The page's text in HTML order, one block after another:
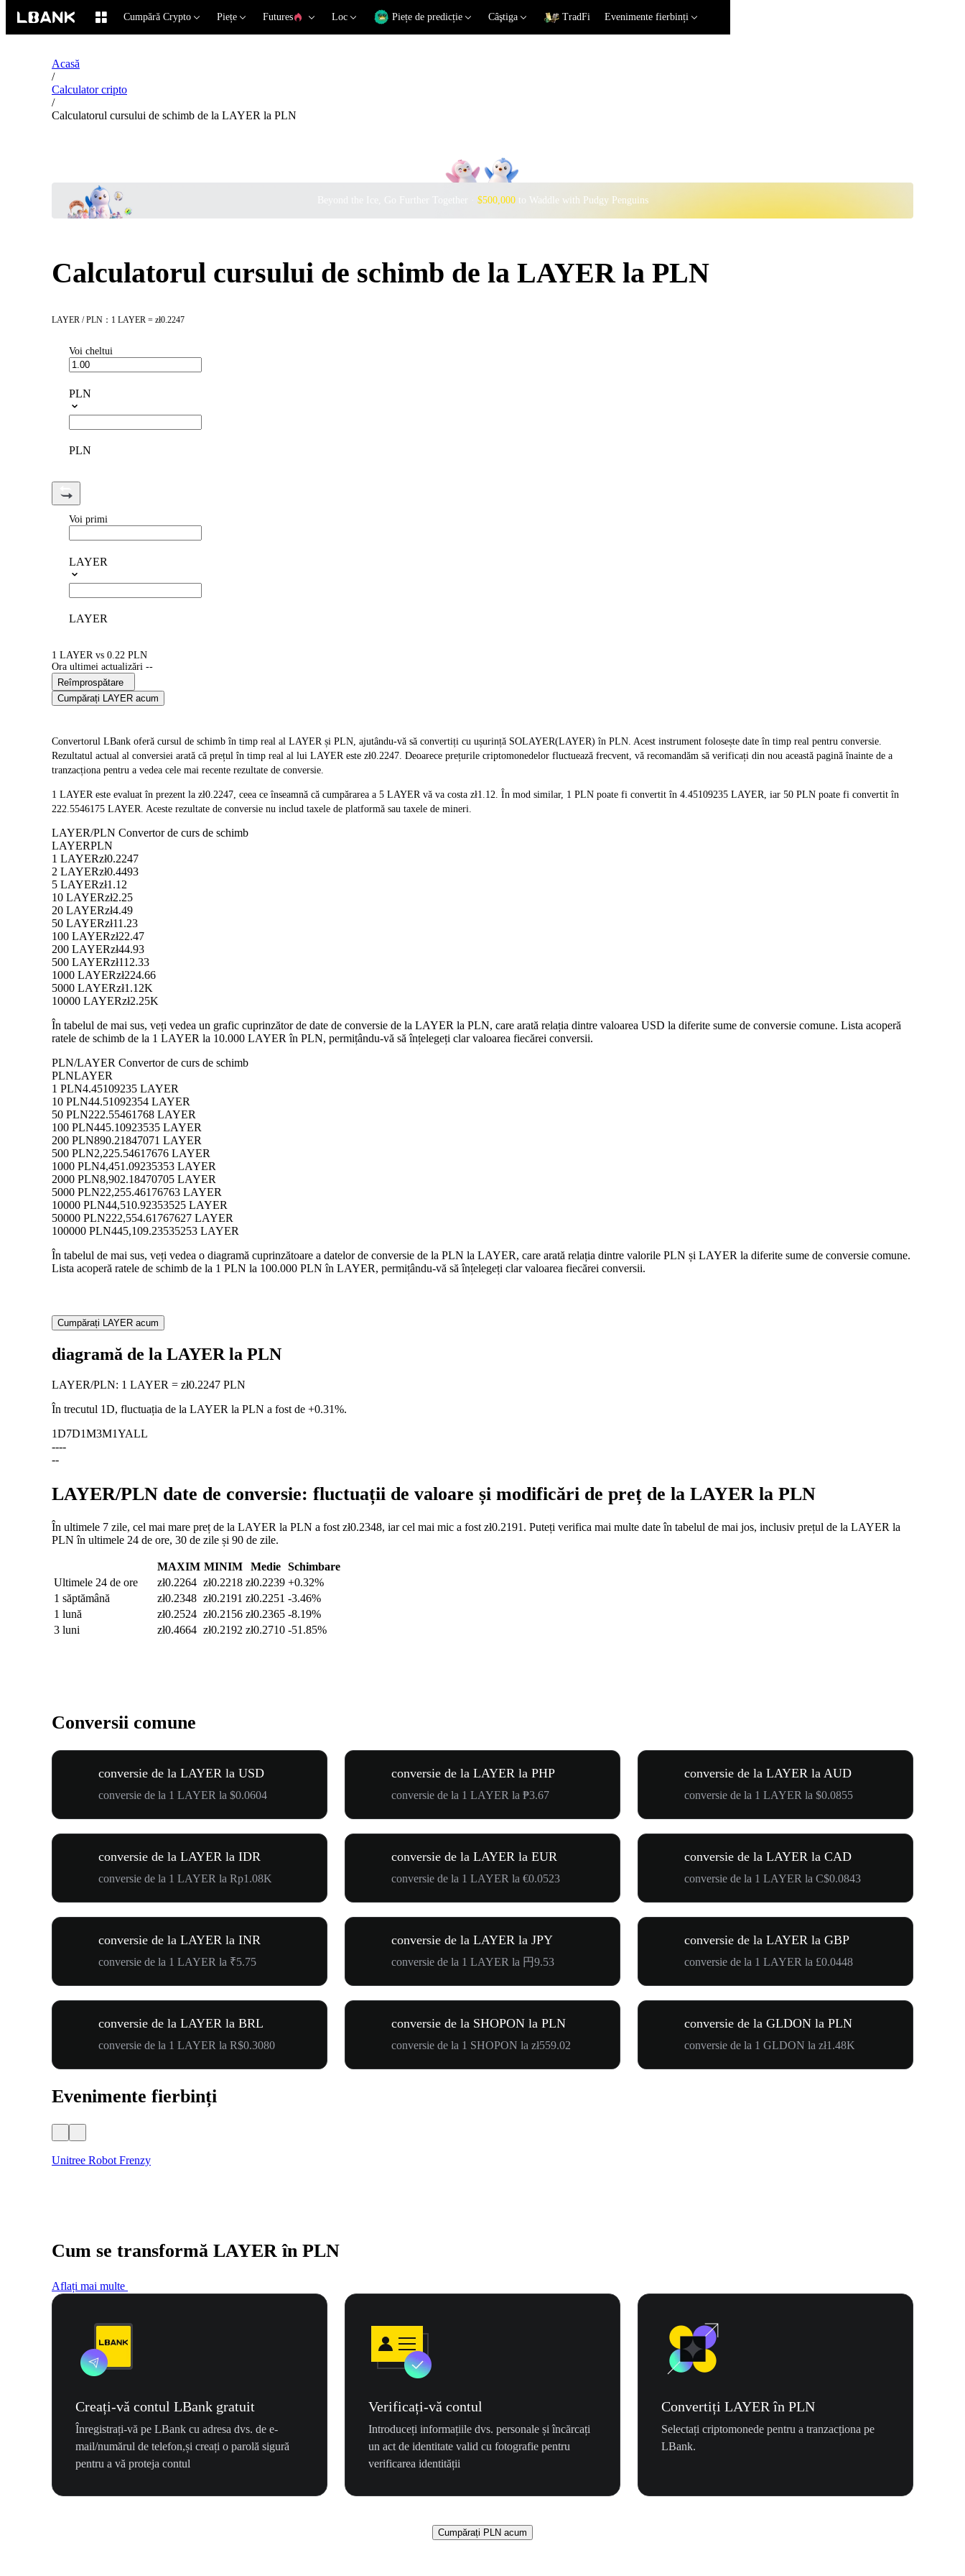
Cumpără Crypto Piețe Futures Loc Piețe de predicție Câştiga TradFi Evenimente fierbinți
Acasă
/
Calculator cripto
/
Calculatorul cursului de schimb de la LAYER la PLN
Beyond the Ice, Go Further Together · $500,000to Waddle with Pudgy Penguins
Calculatorul cursului de schimb de la LAYER la PLN
LAYER / PLN：1 LAYER = zł0.2247
Voi cheltui
PLN
PLN
Voi primi
LAYER
LAYER
1 LAYER vs 0.22 PLN
Ora ultimei actualizări --
Reîmprospătare
Cumpărați LAYER acum
Convertorul LBank oferă cursul de schimb în timp real al LAYER și PLN, ajutându-vă să convertiți cu ușurință SOLAYER(LAYER) în PLN. Acest instrument folosește date în timp real pentru conversie.
Rezultatul actual al conversiei arată că prețul în timp real al lui LAYER este zł0.2247. Deoarece prețurile criptomonedelor fluctuează frecvent, vă recomandăm să verificați din nou această pagină înainte de a
tranzacționa pentru a vedea cele mai recente rezultate de conversie.
1 LAYER este evaluat în prezent la zł0.2247, ceea ce înseamnă că cumpărarea a 5 LAYER vă va costa zł1.12. În mod similar, 1 PLN poate fi convertit în 4.45109235 LAYER, iar 50 PLN poate fi convertit în
222.5546175 LAYER. Aceste rezultate de conversie nu includ taxele de platformă sau taxele de mineri.
LAYER/PLN Convertor de curs de schimb
LAYERPLN
1 LAYERzł0.2247
2 LAYERzł0.4493
5 LAYERzł1.12
10 LAYERzł2.25
20 LAYERzł4.49
50 LAYERzł11.23
100 LAYERzł22.47
200 LAYERzł44.93
500 LAYERzł112.33
1000 LAYERzł224.66
5000 LAYERzł1.12K
10000 LAYERzł2.25K
În tabelul de mai sus, veți vedea un grafic cuprinzător de date de conversie de la LAYER la PLN, care arată relația dintre valoarea USD la diferite sume de conversie comune. Lista acoperă
ratele de schimb de la 1 LAYER la 10.000 LAYER în PLN, permițându-vă să înțelegeți clar valoarea fiecărei conversii.
PLN/LAYER Convertor de curs de schimb
PLNLAYER
1 PLN4.45109235 LAYER
10 PLN44.51092354 LAYER
50 PLN222.55461768 LAYER
100 PLN445.10923535 LAYER
200 PLN890.21847071 LAYER
500 PLN2,225.54617676 LAYER
1000 PLN4,451.09235353 LAYER
2000 PLN8,902.18470705 LAYER
5000 PLN22,255.46176763 LAYER
10000 PLN44,510.92353525 LAYER
50000 PLN222,554.61767627 LAYER
100000 PLN445,109.23535253 LAYER
În tabelul de mai sus, veți vedea o diagramă cuprinzătoare a datelor de conversie de la PLN la LAYER, care arată relația dintre valorile PLN și LAYER la diferite sume de conversie comune.
Lista acoperă ratele de schimb de la 1 PLN la 100.000 PLN în LAYER, permițându-vă să înțelegeți clar valoarea fiecărei conversii.
Cumpărați LAYER acum
diagramă de la LAYER la PLN
LAYER/PLN: 1 LAYER = zł0.2247 PLN
În trecutul 1D, fluctuația de la LAYER la PLN a fost de +0.31%.
1D7D1M3M1YALL
----
--
LAYER/PLN date de conversie: fluctuații de valoare și modificări de preț de la LAYER la PLN
În ultimele 7 zile, cel mai mare preț de la LAYER la PLN a fost zł0.2348, iar cel mai mic a fost zł0.2191. Puteți verifica mai multe date în tabelul de mai jos, inclusiv prețul de la LAYER la
PLN în ultimele 24 de ore, 30 de zile și 90 de zile.
MAXIM MINIM Medie
Schimbare
Ultimele 24 de ore
zł0.2264 zł0.2218 zł0.2239 +0.32%
1 săptămână
zł0.2348 zł0.2191 zł0.2251 -3.46%
1 lună
zł0.2524 zł0.2156 zł0.2365 -8.19%
3 luni
zł0.4664 zł0.2192 zł0.2710 -51.85%
Conversii comune
conversie de la LAYER la USD
conversie de la 1 LAYER la $0.0604
conversie de la LAYER la PHP
conversie de la 1 LAYER la ₱3.67
conversie de la LAYER la AUD
conversie de la 1 LAYER la $0.0855
conversie de la LAYER la IDR
conversie de la 1 LAYER la Rp1.08K
conversie de la LAYER la EUR
conversie de la 1 LAYER la €0.0523
conversie de la LAYER la CAD
conversie de la 1 LAYER la C$0.0843
conversie de la LAYER la INR
conversie de la 1 LAYER la ₹5.75
conversie de la LAYER la JPY
conversie de la 1 LAYER la 円9.53
conversie de la LAYER la GBP
conversie de la 1 LAYER la £0.0448
conversie de la LAYER la BRL
conversie de la 1 LAYER la R$0.3080
conversie de la SHOPON la PLN
conversie de la 1 SHOPON la zł559.02
conversie de la GLDON la PLN
conversie de la 1 GLDON la zł1.48K
Evenimente fierbinți
Unitree Robot Frenzy
Cum se transformă LAYER în PLN
Aflați mai multe
Creați-vă contul LBank gratuit
Înregistrați-vă pe LBank cu adresa dvs. de e-
mail/numărul de telefon,și creați o parolă sigură
pentru a vă proteja contul
Verificați-vă contul
Introduceți informațiile dvs. personale și încărcați
un act de identitate valid cu fotografie pentru
verificarea identității
Convertiți LAYER în PLN
Selectați criptomonede pentru a tranzacționa pe
LBank.
Cumpărați PLN acum